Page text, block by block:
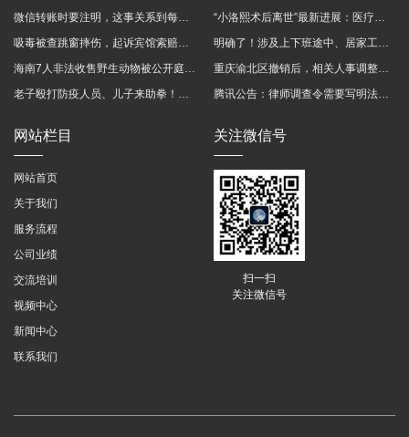
微信转账时要注明，这事关系到每个人……
吸毒被查跳窗摔伤，起诉宾馆索赔，法院这样判！
海南7人非法收售野生动物被公开庭审 涉案金额2100多万
老子殴打防疫人员、儿子来助拳！均被判刑
“小洛熙术后离世”最新进展：医疗事故鉴定已启动
明确了！涉及上下班途中、居家工作等，这些情形可认定工伤→
重庆渝北区撤销后，相关人事调整再披露
腾讯公告：律师调查令需要写明法官手机号，2025年12月31日后施行
网站栏目
网站首页
关于我们
服务流程
公司业绩
交流培训
视频中心
新闻中心
联系我们
关注微信号
扫一扫
关注微信号